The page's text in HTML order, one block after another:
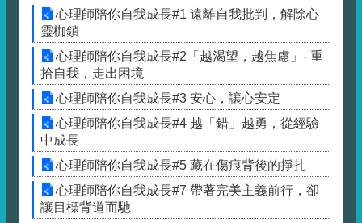
心理師陪你自我成長#1 遠離自我批判，解除心
靈枷鎖
心理師陪你自我成長#2「越渴望，越焦慮」- 重
拾自我，走出困境
心理師陪你自我成長#3 安心，讓心安定
心理師陪你自我成長#4 越「錯」越勇，從經驗
中成長
心理師陪你自我成長#5 藏在傷痕背後的掙扎
心理師陪你自我成長#7 帶著完美主義前行，卻
讓目標背道而馳